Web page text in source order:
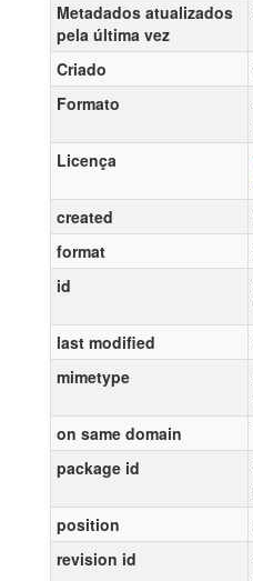
Metadados atualizados
pela última vez
Criado
Formato
Licença
created
format
id
last modified
mimetype
on same domain
package id
position
revision id